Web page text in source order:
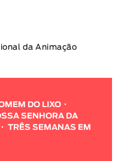
da Animação
DO LIXO
SENHORA DA
TRÊS SEMANAS EM